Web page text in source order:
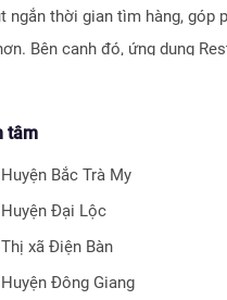
ngắn thời gian tìm hàng, góp
Bên cạnh đó, ứng dụng
tin vô cùng tiện ích, giúp người
cụ hỗ trợ tối ưu cho các
như Tra cứu quy hoạch
phương 360hay
tâm
Huyện Bắc Trà My
Huyện Đại Lộc
Thị xã Điện Bàn
Huyện Đông Giang